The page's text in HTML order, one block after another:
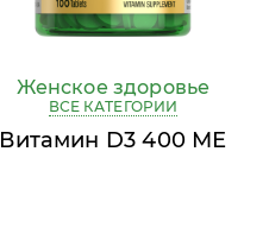
Женское здоровье
ВСЕ КАТЕГОРИИ
Витамин D3 400 МЕ